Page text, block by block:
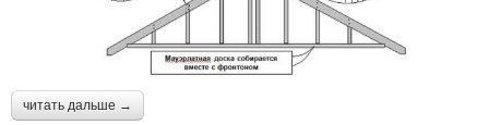
читать дальше →